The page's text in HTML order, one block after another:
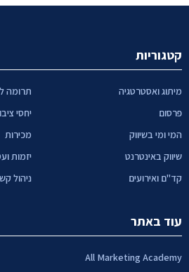
קטגוריות
מיתוג ואסטרטגיה
פרסום
המי ומי בשיווק
שיווק באינטרנט
קד"ם ואירועים
תרומה
יחסי
מכירות
יזמות
ניהול
עוד באתר
All Marketing Academy